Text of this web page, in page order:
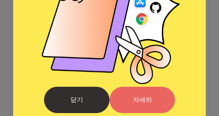
닫기 자세히
Error – Fetching GitHub contribution data for "Jung-
Noxx" failed.